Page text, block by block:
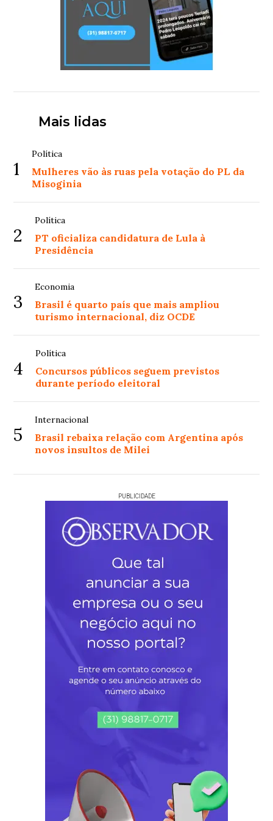
Mais lidas
1
Política
Mulheres vão às ruas pela votação do PL da
Misoginia
2
Política
PT oficializa candidatura de Lula à
Presidência
3
Economia
Brasil é quarto país que mais ampliou
turismo internacional, diz OCDE
4
Política
Concursos públicos seguem previstos
durante período eleitoral
5
Internacional
Brasil rebaixa relação com Argentina após
novos insultos de Milei
PUBLICIDADE